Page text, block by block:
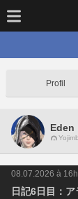
Profil
Eden
08.07.2026 à
日記6日目：ア